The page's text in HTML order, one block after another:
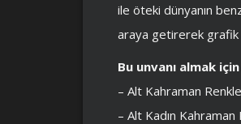
ile öteki dünyanın
araya getirerek grafik
Bu unvanı almak
– Alt Kahraman
– Alt Kadın